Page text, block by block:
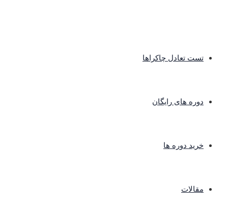
تست تعادل چاکراها
دوره های رایگان
خرید دوره ها
مقالات